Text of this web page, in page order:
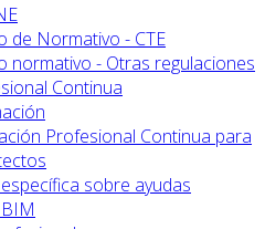
de Normativo - CTE
normativo - Otras regulaciones
Continua
Profesional Continua para
sobre ayudas